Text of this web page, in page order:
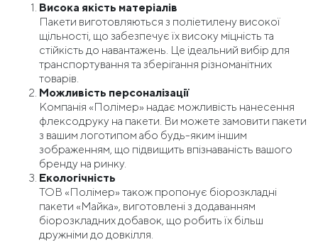
Висока якість матеріалів
Пакети виготовляються з поліетилену високої
щільності, що забезпечує їх високу міцність та
стійкість до навантажень. Це ідеальний вибір для
транспортування та зберігання різноманітних
товарів.
Можливість персоналізації
Компанія «Полімер» надає можливість нанесення
флексодруку на пакети. Ви можете замовити пакети
з вашим логотипом або будь-яким іншим
зображенням, що підвищить впізнаваність вашого
бренду на ринку.
Екологічність
ТОВ «Полімер» також пропонує біорозкладні
пакети «Майка», виготовлені з додаванням
біорозкладних добавок, що робить їх більш
дружніми до довкілля.